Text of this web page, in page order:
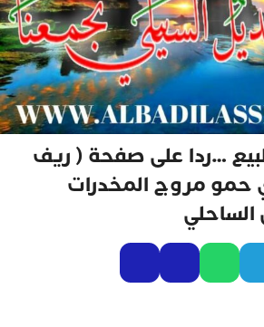
…ردا على صفحة ( ريف
مروج المخدرات
الساحلي